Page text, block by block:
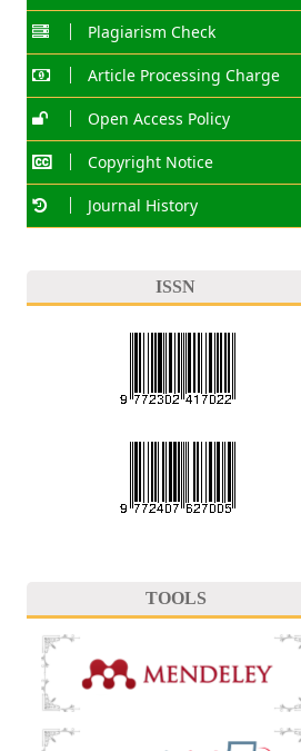
Plagiarism Check
Article Processing Charge
Open Access Policy
Copyright Notice
Journal History
ISSN
TOOLS